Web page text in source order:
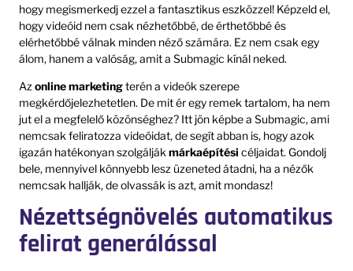
hogy megismerkedj ezzel a fantasztikus eszközzel! Képzeld el,
hogy videóid nem csak nézhetőbbé, de érthetőbbé és
elérhetőbbé válnak minden néző számára. Ez nem csak egy
álom, hanem a valóság, amit a Submagic kínál neked.
Az online marketingterén a videók szerepe
megkérdőjelezhetetlen. De mit ér egy remek tartalom, ha nem
jut el a megfelelő közönséghez? Itt jön képbe a Submagic, ami
nemcsak feliratozza videóidat, de segít abban is, hogy azok
igazán hatékonyan szolgálják márkaépítési céljaidat. Gondolj
bele, mennyivel könnyebb lesz üzeneted átadni, ha a nézők
nemcsak hallják, de olvassák is azt, amit mondasz!
Nézettségnövelés automatikus
felirat generálással